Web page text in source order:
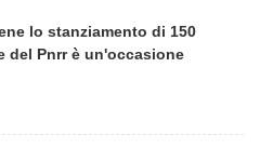
lo stanziamento di 150
del Pnrr è un'occasione